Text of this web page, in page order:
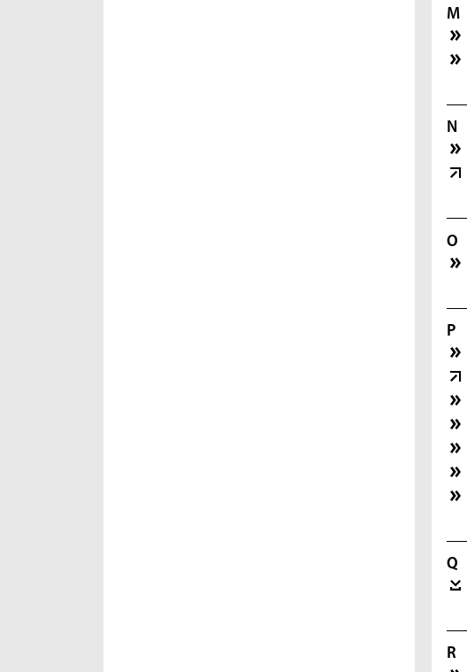
M
N
O
P
Q
R